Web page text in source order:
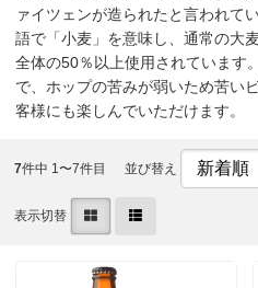
ァイツェンが造られたと言われて
語で「小麦」を意味し、通常の大
全体の50％以上使用されています
で、ホップの苦みが弱いため苦い
客様にも楽しんでいただけます。
7件中 1〜7件目 並び替え
表示切替